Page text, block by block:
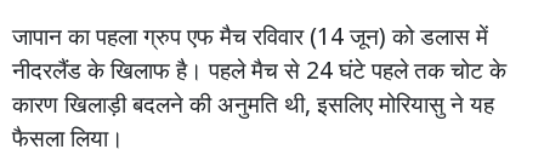
जापानकापहलाग्रुपएफमैचरविवार(14जून)कोडलासमें
नीदरलैंडकेखिलाफहै। पहलेमैचसे 24घंटेपहलेतकचोटके
कारणखिलाड़ीबदलनेकीअनुमति थी,इसलिएमोरियासुनेयह
फैसलालिया।